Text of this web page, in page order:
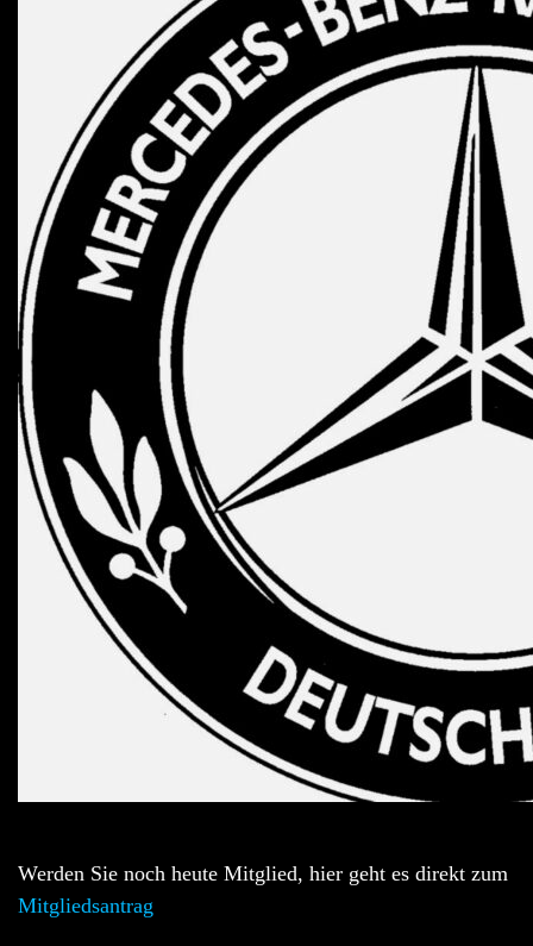
Werden Sie noch heute Mitglied, hier geht es direkt zum
Mitgliedsantrag